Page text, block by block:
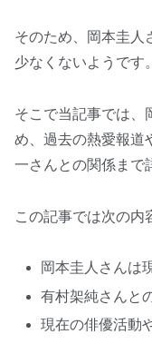
そのため、岡本圭人
少なくないようです。
そこで当記事では、
め、過去の熱愛報道
一さんとの関係まで
この記事では次の内
岡本圭人さんは
有村架純さんと
現在の俳優活動